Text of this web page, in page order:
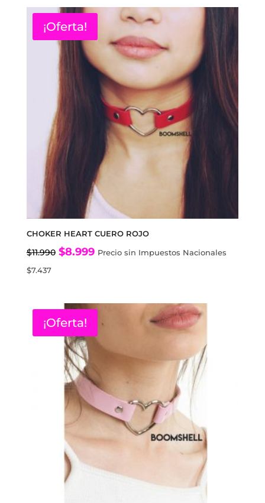
era:
$11.990.
es:
$8.999.
¡Oferta!
CHOKER HEART CUERO ROJO
$11.990 El
era:
$11.990.
$8.999El
es:
$8.999.
Precio sin Impuestos Nacionales
$7.437
¡Oferta!